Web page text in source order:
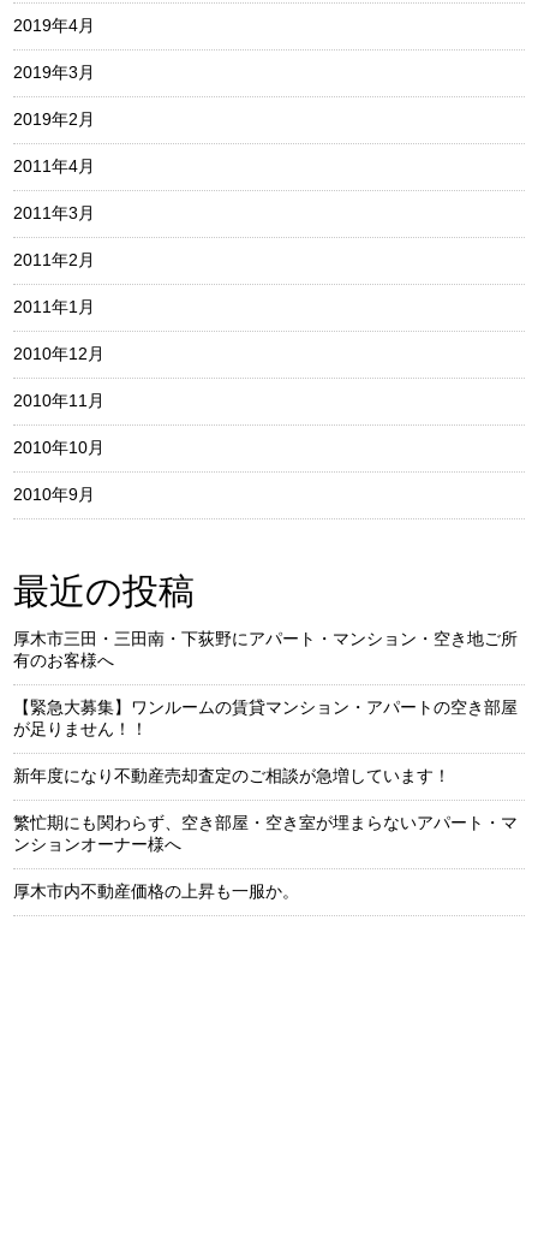
2019年4月
2019年3月
2019年2月
2011年4月
2011年3月
2011年2月
2011年1月
2010年12月
2010年11月
2010年10月
2010年9月
最近の投稿
厚木市三田・三田南・下荻野にアパート・マンション・空き地ご所
有のお客様へ
【緊急大募集】ワンルームの賃貸マンション・アパートの空き部屋
が足りません！！
新年度になり不動産売却査定のご相談が急増しています！
繁忙期にも関わらず、空き部屋・空き室が埋まらないアパート・マ
ンションオーナー様へ
厚木市内不動産価格の上昇も一服か。